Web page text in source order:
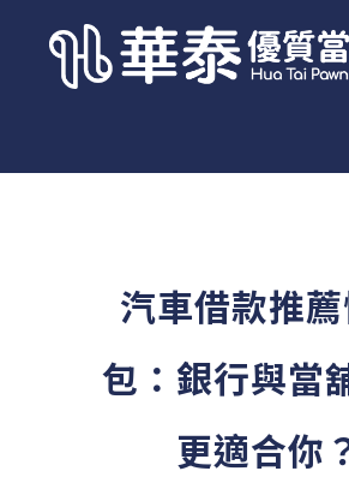
汽車借款推
包：銀行與當
更適合你